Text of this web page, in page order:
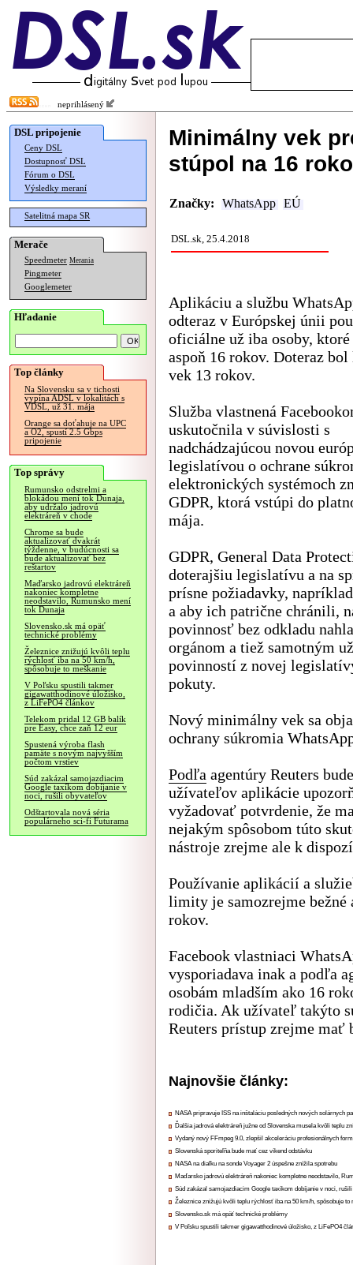
neprihlásený
DSL pripojenie
Ceny DSL
Dostupnosť DSL
Fórum o DSL
Výsledky meraní
Satelitná mapa SR
Merače
Speedmeter Merania
Pingmeter
Googlemeter
Hľadanie
Top články
Na Slovensku sa v tichosti
vypína ADSL v lokalitách s
VDSL, už 31. mája
Orange sa doťahuje na UPC
a O2, spustí 2.5 Gbps
pripojenie
Top správy
Rumunsko odstrelmi a
blokádou mení tok Dunaja,
aby udržalo jadrovú
elektráreň v chode
Chrome sa bude
aktualizovať dvakrát
týždenne, v budúcnosti sa
bude aktualizovať bez
reštartov
Maďarsko jadrovú elektráreň
nakoniec kompletne
neodstavilo, Rumunsko mení
tok Dunaja
Slovensko.sk má opäť
technické problémy
Železnice znižujú kvôli teplu
rýchlosť iba na 50 km/h,
spôsobuje to meškanie
V Poľsku spustili takmer
gigawatthodinové úložisko,
z LiFePO4 článkov
Telekom pridal 12 GB balík
pre Easy, chce zaň 12 eur
Spustená výroba flash
pamäte s novým najvyšším
počtom vrstiev
Súd zakázal samojazdiacim
Google taxíkom dobíjanie v
noci, rušili obyvateľov
Odštartovala nová séria
populárneho sci-fi Futurama
Minimálny vek
stúpol na 16
Značky: WhatsApp EÚ
DSL.sk, 25.4.2018
Aplikáciu a službu
odteraz v Európskej únii
oficiálne už iba osoby,
aspoň 16 rokov. Doteraz
vek 13 rokov.
Služba vlastnená
uskutočnila v súvislosti s
nadchádzajúcou novou
legislatívou o ochrane
elektronických systémoch
GDPR, ktorá vstúpi do
mája.
GDPR, General Data
doterajšiu legislatívu a na
prísne požiadavky,
a aby ich patrične chránili,
povinnosť bez odkladu
orgánom a tiež samotným
povinností z novej
pokuty.
Nový minimálny vek sa
ochrany súkromia
Podľa agentúry Reuters
užívateľov aplikácie
vyžadovať potvrdenie, že
nejakým spôsobom túto
nástroje zrejme ale k
Používanie aplikácií a
limity je samozrejme
rokov.
Facebook vlastniaci
vysporiadava inak a podľa
osobám mladším ako 16
rodičia. Ak užívateľ takýto
Reuters prístup zrejme mať
Najnovšie články:
NASA pripravuje ISS na inštaláciu posledných nových solárnych
Ďalšia jadrová elektráreň južne od Slovenska musela kvôli teplu
Vydaný nový FFmpeg 9.0, zlepšil akceleráciu profesionálnych
Slovenská sporiteľňa bude mať cez víkend odstávku
NASA na diaľku na sonde Voyager 2 úspešne znížila spotrebu
Maďarsko jadrovú elektráreň nakoniec kompletne neodstavilo,
Súd zakázal samojazdiacim Google taxíkom dobíjanie v noci,
Železnice znižujú kvôli teplu rýchlosť iba na 50 km/h, spôsobuje to
Slovensko.sk má opäť technické problémy
V Poľsku spustili takmer gigawatthodinové úložisko, z LiFePO4